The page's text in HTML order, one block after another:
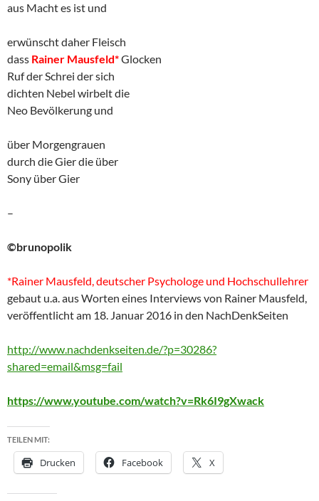
aus Macht es ist und
erwünscht daher Fleisch
dass Rainer Mausfeld*Glocken
Ruf der Schrei der sich
dichten Nebel wirbelt die
Neo Bevölkerung und
über Morgengrauen
durch die Gier die über
Sony über Gier
–
©brunopolik
*Rainer Mausfeld, deutscher Psychologe und Hochschullehrer
gebaut u.a. aus Worten eines Interviews von Rainer Mausfeld,
veröffentlicht am 18. Januar 2016 in den NachDenkSeiten
http://www.nachdenkseiten.de/?p=30286?
shared=email&msg=fail
https://www.youtube.com/watch?v=Rk6I9gXwack
TEILEN MIT:
Drucken Facebook X